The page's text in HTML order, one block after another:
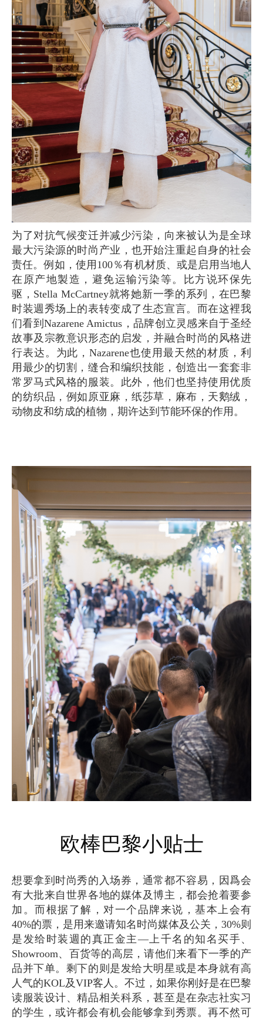
为了对抗气候变迁并减少污染，向来被认为是全球
最大污染源的时尚产业，也开始注重起自身的社会
责任。例如，使用100％有机材质、或是启用当地人
在原产地製造，避免运输污染等。比方说环保先
驱，Stella McCartney就将她新一季的系列，在巴黎
时装週秀场上的表转变成了生态宣言。而在这裡我
们看到Nazarene Amictus，品牌创立灵感来自于圣经
故事及宗教意识形态的启发，并融合时尚的风格进
行表达。为此，Nazarene也使用最天然的材质，利
用最少的切割，缝合和编织技能，创造出一套套非
常罗马式风格的服装。此外，他们也坚持使用优质
的纺织品，例如原亚麻，纸莎草，麻布，天鹅绒，
动物皮和纺成的植物，期许达到节能环保的作用。
欧棒巴黎小贴士
想要拿到时尚秀的入场券，通常都不容易，因爲会
有大批来自世界各地的媒体及博主，都会抢着要参
加。而根据了解，对一个品牌来说，基本上会有
40%的票，是用来邀请知名时尚媒体及公关，30%则
是发给时装週的真正金主—上千名的知名买手、
Showroom、百货等的高层，请他们来看下一季的产
品并下单。剩下的则是发给大明星或是本身就有高
人气的KOL及VIP客人。不过，如果你刚好是在巴黎
读服装设计、精品相关科系，甚至是在杂志社实习
的学生，或许都会有机会能够拿到秀票。再不然可